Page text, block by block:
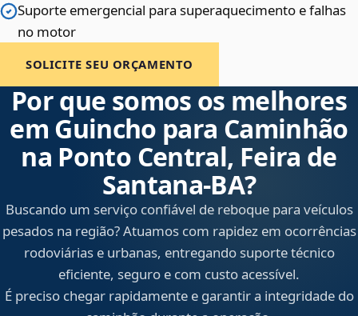
Suporte emergencial para superaquecimento e falhas
no motor
SOLICITE SEU ORÇAMENTO
Por que somos os melhores
em Guincho para Caminhão
na Ponto Central, Feira de
Santana‑BA?
Buscando um serviço confiável de reboque para veículos
pesados na região? Atuamos com rapidez em ocorrências
rodoviárias e urbanas, entregando suporte técnico
eficiente, seguro e com custo acessível.
É preciso chegar rapidamente e garantir a integridade do